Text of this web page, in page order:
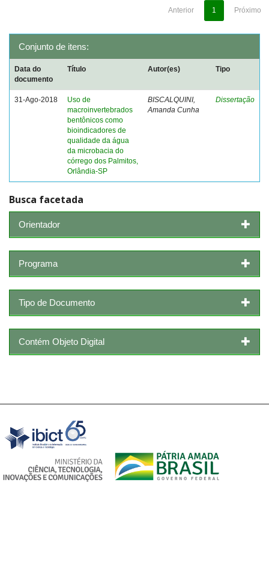
Anterior 1 Próximo
Conjunto de itens:
Data do
documento
Título Autor(es) Tipo
31-Ago-2018
Uso de
macroinvertebrados
bentônicos como
bioindicadores de
qualidade da água
da microbacia do
córrego dos Palmitos,
Orlândia-SP
BISCALQUINI,
Amanda Cunha
Dissertação
Busca facetada
Orientador
Programa
Tipo de Documento
Contém Objeto Digital